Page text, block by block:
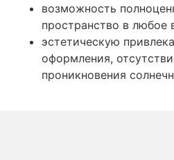
возможность
пространство в любое
эстетическую
оформления,
проникновения